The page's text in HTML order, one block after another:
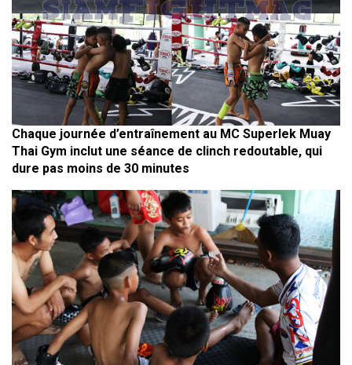
Chaque journée d’entraînement au MC Superlek Muay
Thai Gym inclut une séance de clinch redoutable, qui
dure pas moins de 30 minutes